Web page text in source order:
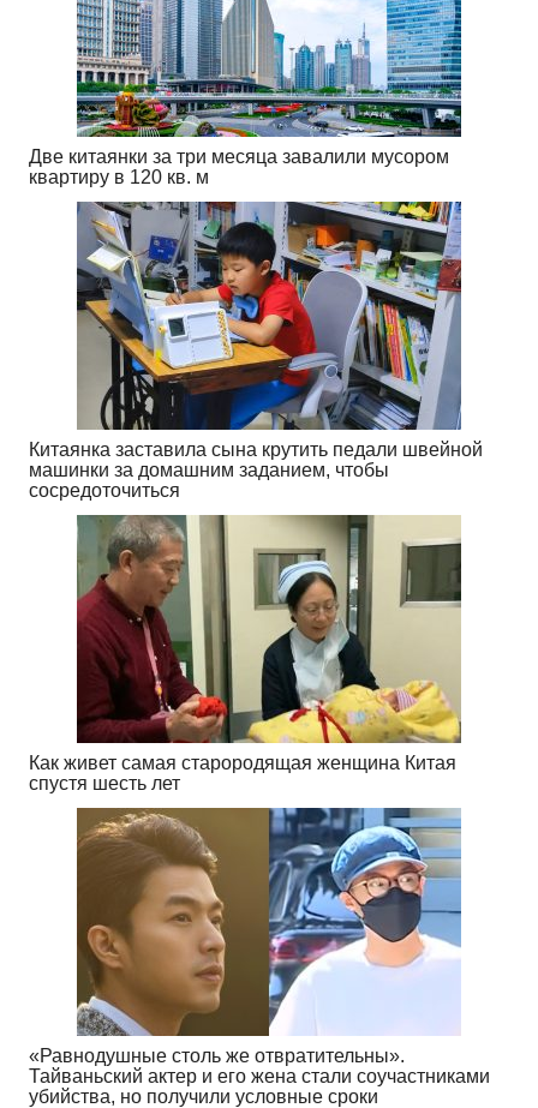
Две китаянки за три месяца завалили мусором
квартиру в 120 кв. м
Китаянка заставила сына крутить педали швейной
машинки за домашним заданием, чтобы
сосредоточиться
Как живет самая старородящая женщина Китая
спустя шесть лет
«Равнодушные столь же отвратительны».
Тайваньский актер и его жена стали соучастниками
убийства, но получили условные сроки